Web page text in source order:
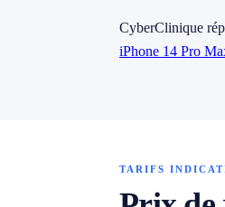
CyberClinique
iPhone 14 Pro
TARIFS